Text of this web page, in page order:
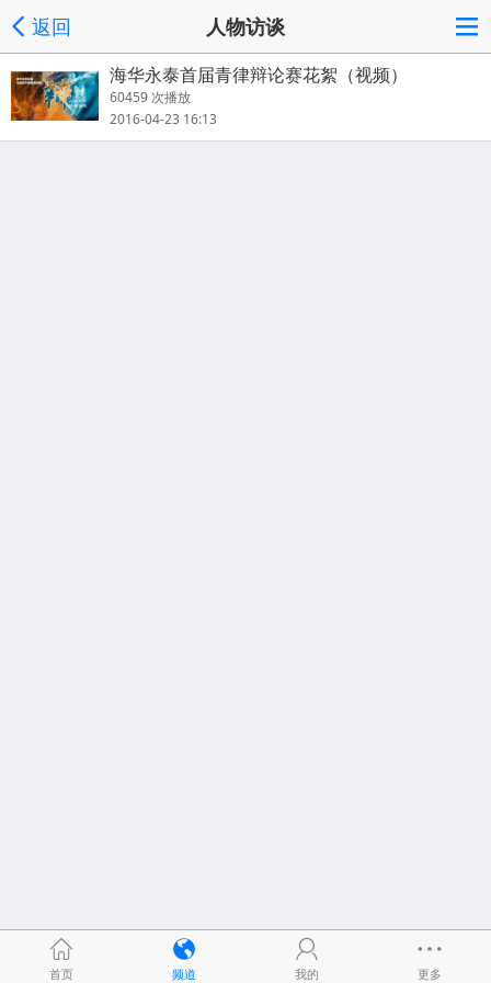
返回 人物访谈
海华永泰首届青律辩论赛花絮（视频）
60459 次播放
2016-04-23 16:13
首页 频道 我的 更多